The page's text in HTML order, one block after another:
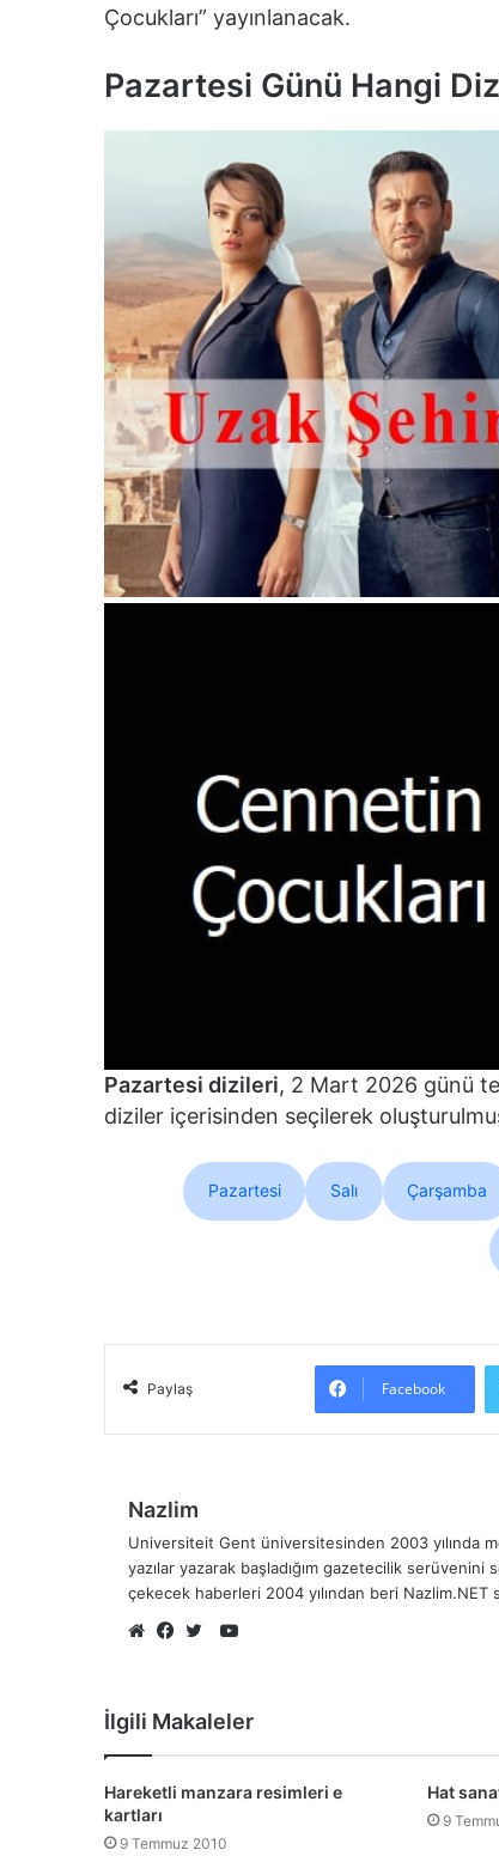
Çocukları” yayınlanacak.
Pazartesi Günü Hangi
Pazartesi dizileri, 2 Mart 2026 günü
diziler içerisinden seçilerek
Pazartesi Salı Çarşamba
Paylaş Facebook
Nazlim
Universiteit Gent üniversitesinden 2003 yılında
yazılar yazarak başladığım gazetecilik
çekecek haberleri 2004 yılından beri Nazlim.NET
YouTube
İlgili Makaleler
Hareketli manzara resimleri e
kartları
9 Temmuz 2010
Hat
9